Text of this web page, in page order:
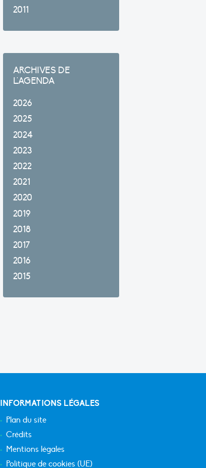
2011
ARCHIVES DE
L'AGENDA
2026
2025
2024
2023
2022
2021
2020
2019
2018
2017
2016
2015
INFORMATIONS LÉGALES
Plan du site
Crédits
Mentions légales
Politique de cookies (UE)